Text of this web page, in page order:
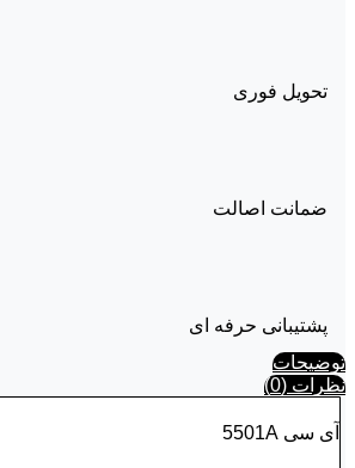
تحویل فوری
ضمانت اصالت
پشتیبانی حرفه ای
توضیحات
نظرات (0)
آی‌ سی 5501A